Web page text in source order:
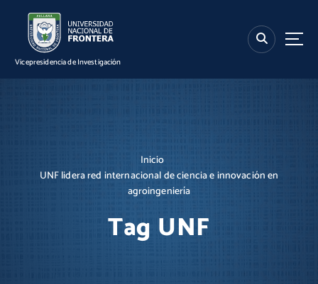
Vicepresidencia de Investigación
Inicio
UNF lidera red internacional de ciencia e innovación en
agroingeniería
Tag UNF